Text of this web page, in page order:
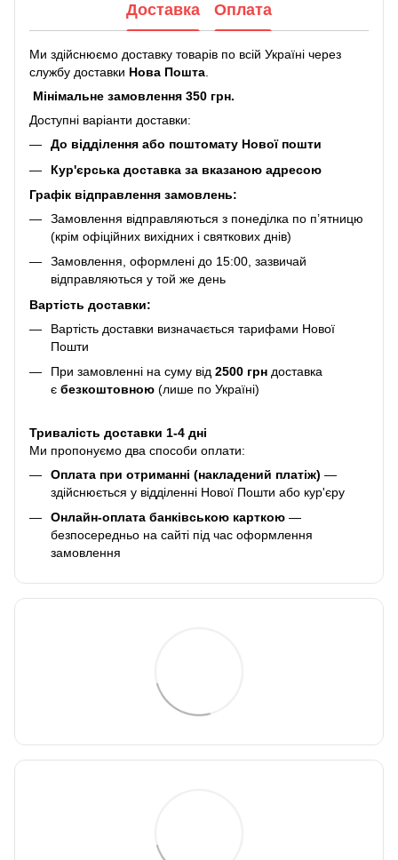
Доставка Оплата
Ми здійснюємо доставку товарів по всій Україні через
службу доставки Нова Пошта
Мінімальне замовлення 350 грн.
Доступні варіанти доставки:
До відділення або поштомату Нової пошти
Кур'єрська доставка за вказаною адресою
Графік відправлення замовлень:
Замовлення відправляються з понеділка по п’ятницю
(крім офіційних вихідних і святкових днів)
Замовлення, оформлені до 15:00, зазвичай
відправляються у той же день
Вартість доставки:
Вартість доставки визначається тарифами Нової
Пошти
При замовленні на суму від 2500 грн доставка
є безкоштовною (лише по Україні)
Тривалість доставки 1-4 дні
Ми пропонуємо два способи оплати:
Оплата при отриманні (накладений платіж) —
здійснюється у відділенні Нової Пошти або кур'єру
Онлайн-оплата банківською карткою —
безпосередньо на сайті під час оформлення
замовлення